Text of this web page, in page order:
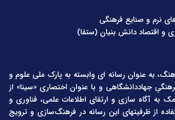
نرم و صنایع فرهنگی
و اقتصاد دانش بنیان (ستفا)
به عنوان رسانه ای وابسته به پارک ملی علوم و
جهاددانشگاهی و با عنوان اختصاری «سینا» از
به منظور کمک به آگاه سازی و ارتقای اطلاعات علمی، فناوری و
از ظرفیتهای این رسانه در فرهنگ‌سازی و ترویج